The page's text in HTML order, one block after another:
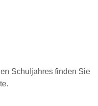
Schuljahres finden Sie